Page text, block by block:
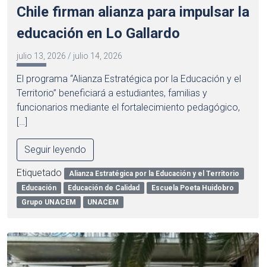
Chile firman alianza para impulsar la
educación en Lo Gallardo
julio 13, 2026 / julio 14, 2026
El programa “Alianza Estratégica por la Educación y el
Territorio” beneficiará a estudiantes, familias y
funcionarios mediante el fortalecimiento pedagógico,
[…]
Seguir leyendo
Etiquetado
Alianza Estratégica por la Educación y el Territorio
Educación
Educación de Calidad
Escuela Poeta Huidobro
Grupo UNACEM
UNACEM